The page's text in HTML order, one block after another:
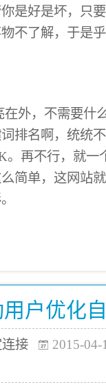
是好是坏，只
不了解，于是
外，不需要什
排名啊，统统
再不行，就一
简单，这网站
户优化
连接
2015-04-